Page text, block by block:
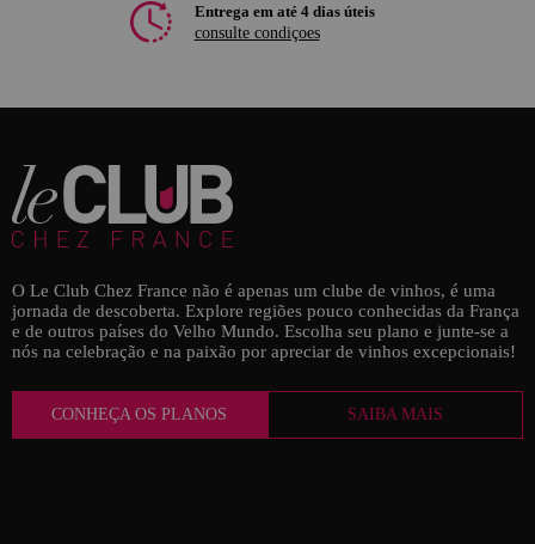
Entrega em até 4 dias úteis
consulte condiçoes
O Le Club Chez France não é apenas um clube de vinhos, é uma
jornada de descoberta. Explore regiões pouco conhecidas da França
e de outros países do Velho Mundo. Escolha seu plano e junte-se a
nós na celebração e na paixão por apreciar de vinhos excepcionais!
CONHEÇA OS PLANOS SAIBA MAIS